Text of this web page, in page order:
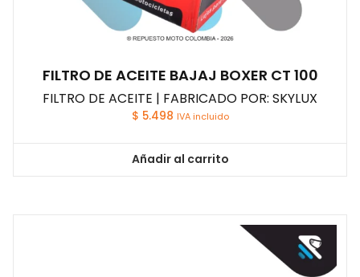
FILTRO DE ACEITE BAJAJ BOXER CT 100
FILTRO DE ACEITE | FABRICADO POR: SKYLUX
$ 5.498 IVA incluido
Añadir al carrito